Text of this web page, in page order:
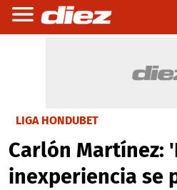
LIGA HONDUBET
Carlón Martínez:
inexperiencia se